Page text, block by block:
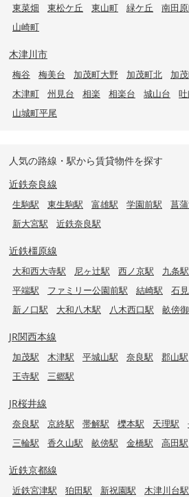
東菜畑
東松ケ丘 東山町 緑ケ丘 南田
山崎町
木津川市
梅谷 梅美台 加茂町大野 加茂町北 加
木津町
州見台 相楽 相楽台 城山台
山城町平尾
人気の路線・駅から賃貸物件を探す
近鉄奈良線
生駒駅 東生駒駅 富雄駅 学園前駅 菖
新大宮駅
近鉄奈良駅
近鉄橿原線
大和西大寺駅 尼ヶ辻駅 西ノ京駅 九条駅
平端駅
ファミリー公園前駅 結崎駅 石
新ノ口駅
大和八木駅 八木西口駅 畝傍
JR関西本線
加茂駅 木津駅 平城山駅 奈良駅 郡山駅
王寺駅
三郷駅
JR桜井線
奈良駅 京終駅 帯解駅 櫟本駅 天理駅
三輪駅
香久山駅 畝傍駅 金橋駅 高田駅
近鉄京都線
近鉄宮津駅 狛田駅 新祝園駅 木津川台駅